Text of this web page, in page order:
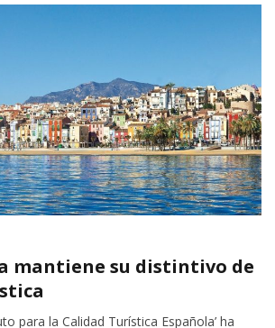
mantiene su distintivo de
para la Calidad Turística Española’ ha